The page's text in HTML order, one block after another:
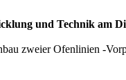
und Technik am
zweier Ofenlinien -